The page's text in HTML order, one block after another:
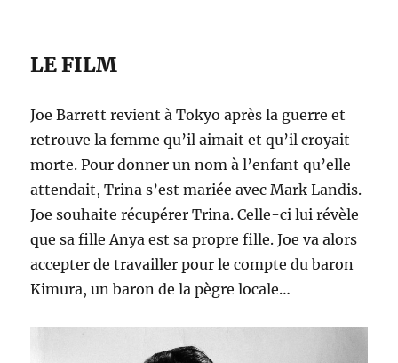
LE FILM
Joe Barrett revient à Tokyo après la guerre et
retrouve la femme qu’il aimait et qu’il croyait
morte. Pour donner un nom à l’enfant qu’elle
attendait, Trina s’est mariée avec Mark Landis.
Joe souhaite récupérer Trina. Celle-ci lui révèle
que sa fille Anya est sa propre fille. Joe va alors
accepter de travailler pour le compte du baron
Kimura, un baron de la pègre locale…